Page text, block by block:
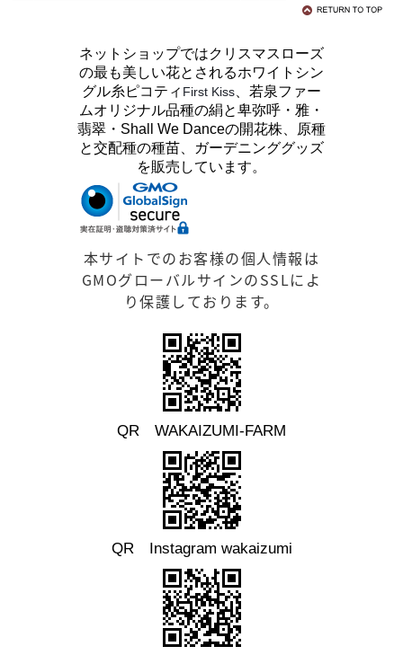
ネットショップではクリスマスローズ
の最も美しい花とされるホワイトシン
グル糸ピコティ First Kiss 、若泉ファー
ムオリジナル品種の絹と卑弥呼・雅・
翡翠・Shall We Danceの開花株、原種
と交配種の種苗、ガーデニンググッズ
を販売しています。
本サイトでのお客様の個人情報は
GMOグローバルサインのSSLによ
り保護しております。
QR WAKAIZUMI-FARM
QR Instagram wakaizumi